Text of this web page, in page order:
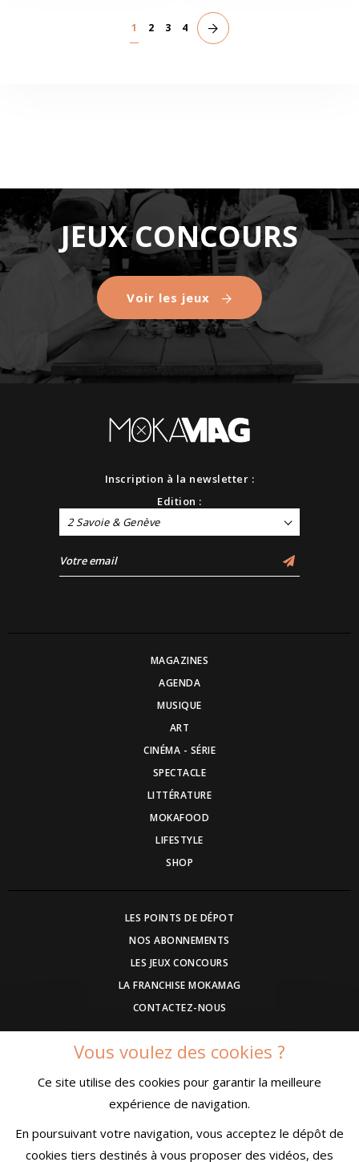
1 2 3 4
JEUX CONCOURS
Voir les jeux
Inscription à la newsletter :
Edition :
2 Savoie & Genève
MAGAZINES
AGENDA
MUSIQUE
ART
CINÉMA - SÉRIE
SPECTACLE
LITTÉRATURE
MOKAFOOD
LIFESTYLE
SHOP
LES POINTS DE DÉPOT
NOS ABONNEMENTS
LES JEUX CONCOURS
LA FRANCHISE MOKAMAG
CONTACTEZ-NOUS
DEVENEZ ANNONCEUR
COMMUNIQUEZ UN EVENEMENT
CONDITIONS GÉNÉRALES DE VENTE
MENTIONS LÉGALES
CONFIDENTIALITÉ
Vous voulez des cookies ?
Ce site utilise des cookies pour garantir la meilleure
expérience de navigation.
En poursuivant votre navigation, vous acceptez le dépôt de
cookies tiers destinés à vous proposer des vidéos, des